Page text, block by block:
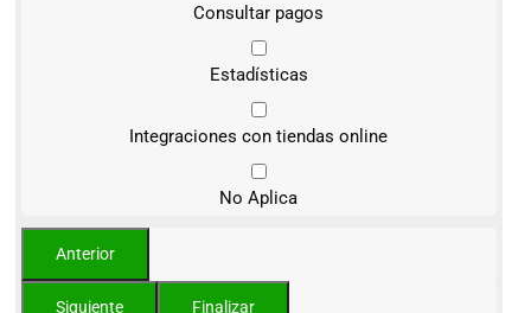
Consultar pagos
Estadísticas
Integraciones con tiendas online
No Aplica